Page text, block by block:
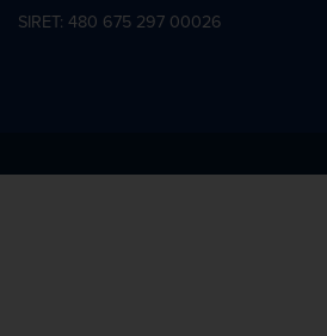
SIRET: 480 675 297 00026